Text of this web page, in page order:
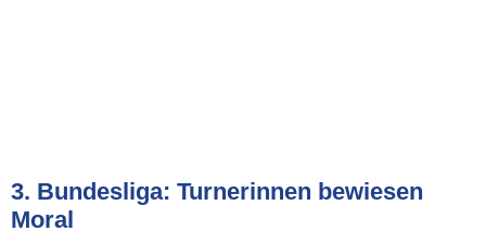
3. Bundesliga: Turnerinnen bewiesen
Moral